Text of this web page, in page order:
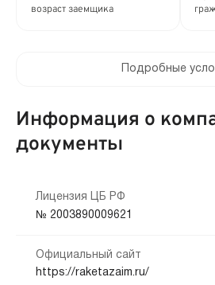
Привлечение созаемщиков:
Требуются поручители
Способы получения:
На карту Банковский счёт
Способы погашения:
Электронные ПС
возраст заемщика
Нет
Мобильный телефон:
Кредитная история:
Документы:
Подробные
Информация о
документы
Лицензия ЦБ РФ
№ 2003890009621
Официальный сайт
https://raketazaim.ru/